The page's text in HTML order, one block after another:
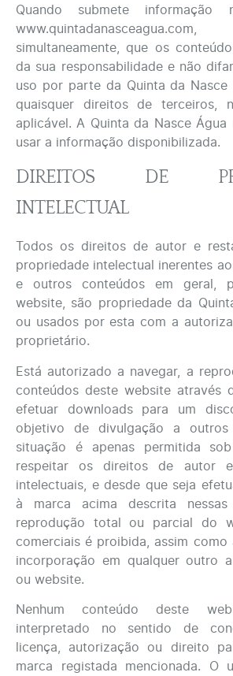
Quando submete
simultaneamente, que os
da sua responsabilidade e não
uso por parte da Quinta da Nasce
quaisquer direitos de terceiros,
aplicável. A Quinta da Nasce
usar a informação disponibilizada.
DIREITOS DE
INTELECTUAL
Todos os direitos de autor e
propriedade intelectual inerentes
e outros conteúdos em geral,
website, são propriedade da
ou usados por esta com a
proprietário.
Está autorizado a navegar, a
conteúdos deste website através
efetuar downloads para um
objetivo de divulgação a outros
situação é apenas permitida
respeitar os direitos de autor
intelectuais, e desde que seja
à marca acima descrita nessas
reprodução total ou parcial do
comerciais é proibida, assim como
incorporação em qualquer outro
ou website.
Nenhum conteúdo deste
interpretado no sentido de
licença, autorização ou direito
marca registada mencionada. O